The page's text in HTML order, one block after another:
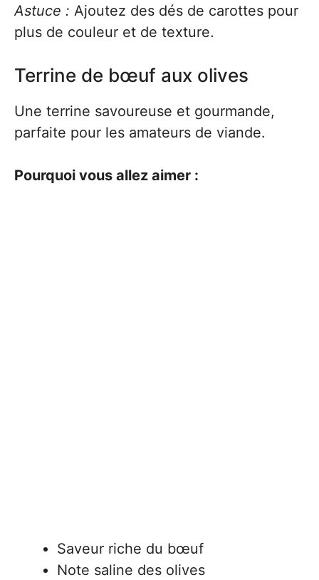
Astuce : Ajoutez des dés de carottes pour
plus de couleur et de texture.
Terrine de bœuf aux olives
Une terrine savoureuse et gourmande,
parfaite pour les amateurs de viande.
Pourquoi vous allez aimer :
Saveur riche du bœuf
Note saline des olives